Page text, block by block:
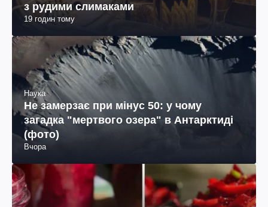
з рудими слимаками
19 годин тому
Наука
Не замерзає при мінус 50: у чому
загадка "мертвого озера" в Антарктиді
(фото)
Вчора